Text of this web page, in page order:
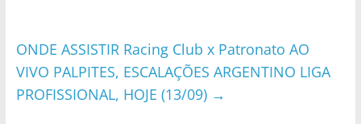
ONDE ASSISTIR Racing Club x Patronato AO
VIVO PALPITES, ESCALAÇÕES ARGENTINO LIGA
PROFISSIONAL, HOJE (13/09) →